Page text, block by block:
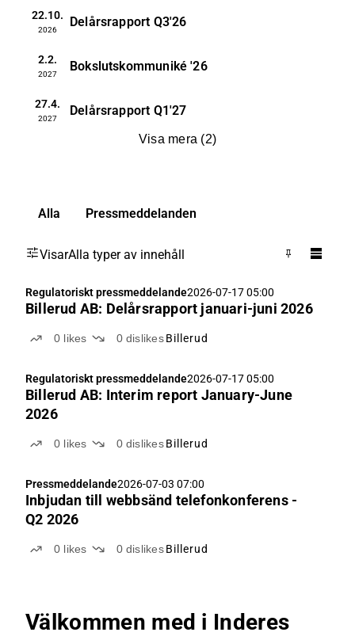
22.10.
2026
Delårsrapport Q3'26
2.2.
2027
Bokslutskommuniké '26
27.4.
2027
Delårsrapport Q1'27
Visa mera (2)
Alla Pressmeddelanden
VisarAlla typer av innehåll
Regulatoriskt pressmeddelande2026-07-17 05:00
Billerud AB: Delårsrapport januari-juni 2026
0 likes 0 dislikes Billerud
Regulatoriskt pressmeddelande2026-07-17 05:00
Billerud AB: Interim report January-June
2026
0 likes 0 dislikes Billerud
Pressmeddelande2026-07-03 07:00
Inbjudan till webbsänd telefonkonferens -
Q2 2026
0 likes 0 dislikes Billerud
Välkommen med i Inderes